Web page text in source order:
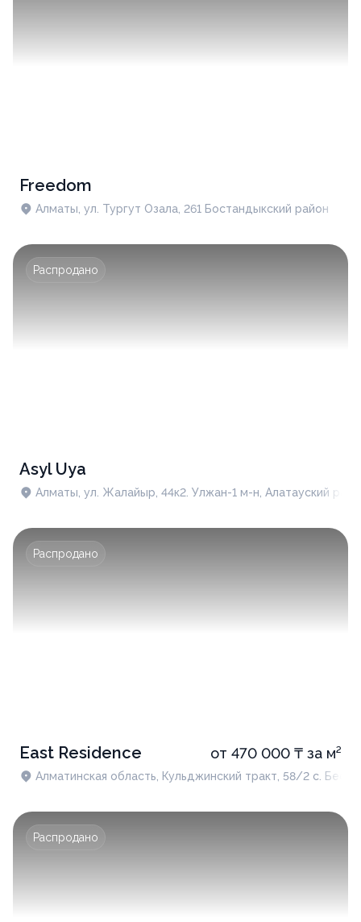
Freedom
Алматы, ул. Тургут Озала, 261 ​Бостандыкский район
Распродано
Asyl Uya
Алматы, ул. Жалайыр, 44к2. Улжан-1 м-н, Алатауский
Распродано
East Residence от 470 000 ₸ за м²
Алматинская область, Кульджинский тракт, 58/2 с.
Распродано